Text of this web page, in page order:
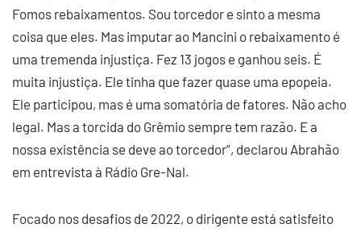
Fomos rebaixamentos. Sou torcedor e sinto a mesma
coisa que eles. Mas imputar ao Mancini o rebaixamento é
uma tremenda injustiça. Fez 13 jogos e ganhou seis. É
muita injustiça. Ele tinha que fazer quase uma epopeia.
Ele participou, mas é uma somatória de fatores. Não acho
legal. Mas a torcida do Grêmio sempre tem razão. E a
nossa existência se deve ao torcedor”, declarou Abrahão
em entrevista à Rádio Gre-Nal.
Focado nos desafios de 2022, o dirigente está satisfeito